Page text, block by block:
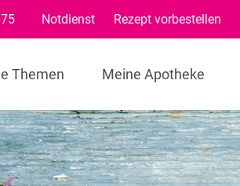
Notdienst Rezept vorbestellen
Themen Meine Apotheke